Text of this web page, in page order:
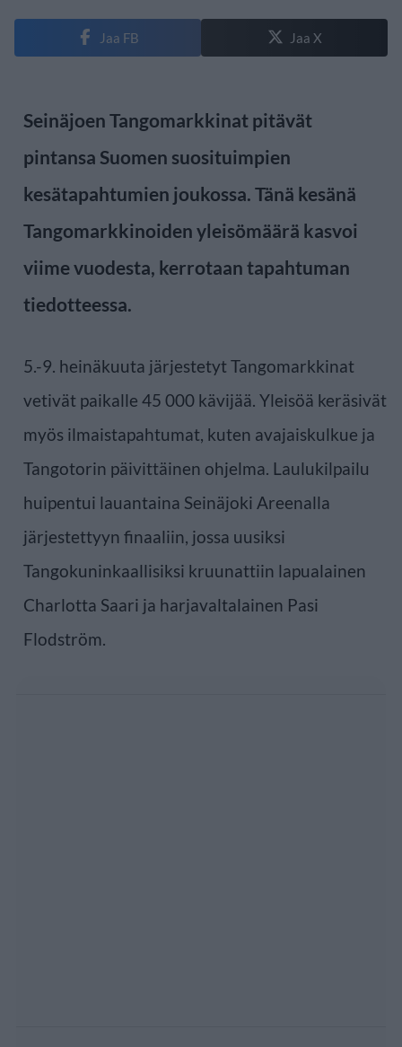
Jaa FB Jaa X
Seinäjoen Tangomarkkinat pitävät
pintansa Suomen suosituimpien
kesätapahtumien joukossa. Tänä kesänä
Tangomarkkinoiden yleisömäärä kasvoi
viime vuodesta, kerrotaan tapahtuman
tiedotteessa.
5.-9. heinäkuuta järjestetyt Tangomarkkinat
vetivät paikalle 45 000 kävijää. Yleisöä keräsivät
myös ilmaistapahtumat, kuten avajaiskulkue ja
Tangotorin päivittäinen ohjelma. Laulukilpailu
huipentui lauantaina Seinäjoki Areenalla
järjestettyyn finaaliin, jossa uusiksi
Tangokuninkaallisiksi kruunattiin lapualainen
Charlotta Saari ja harjavaltalainen Pasi
Flodström.